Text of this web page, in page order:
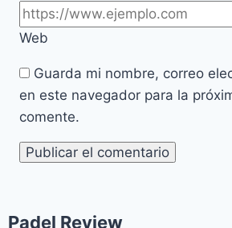
Web
Guarda mi nombre, correo
en este navegador para la
comente.
Padel Review​